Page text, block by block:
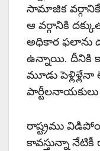
సామాజిక వర్గానికే
ఆ వర్గానికి
అధికార ఫలాను
ఉన్నాయి. దీనికి
మూడు పెళ్లిళ్లేనా
రాష్ట్రము
కావస్తున్నా